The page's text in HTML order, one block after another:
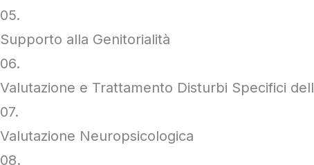
05.
Supporto alla Genitorialità
06.
Valutazione e Trattamento Disturbi Specifici
07.
Valutazione Neuropsicologica
08.